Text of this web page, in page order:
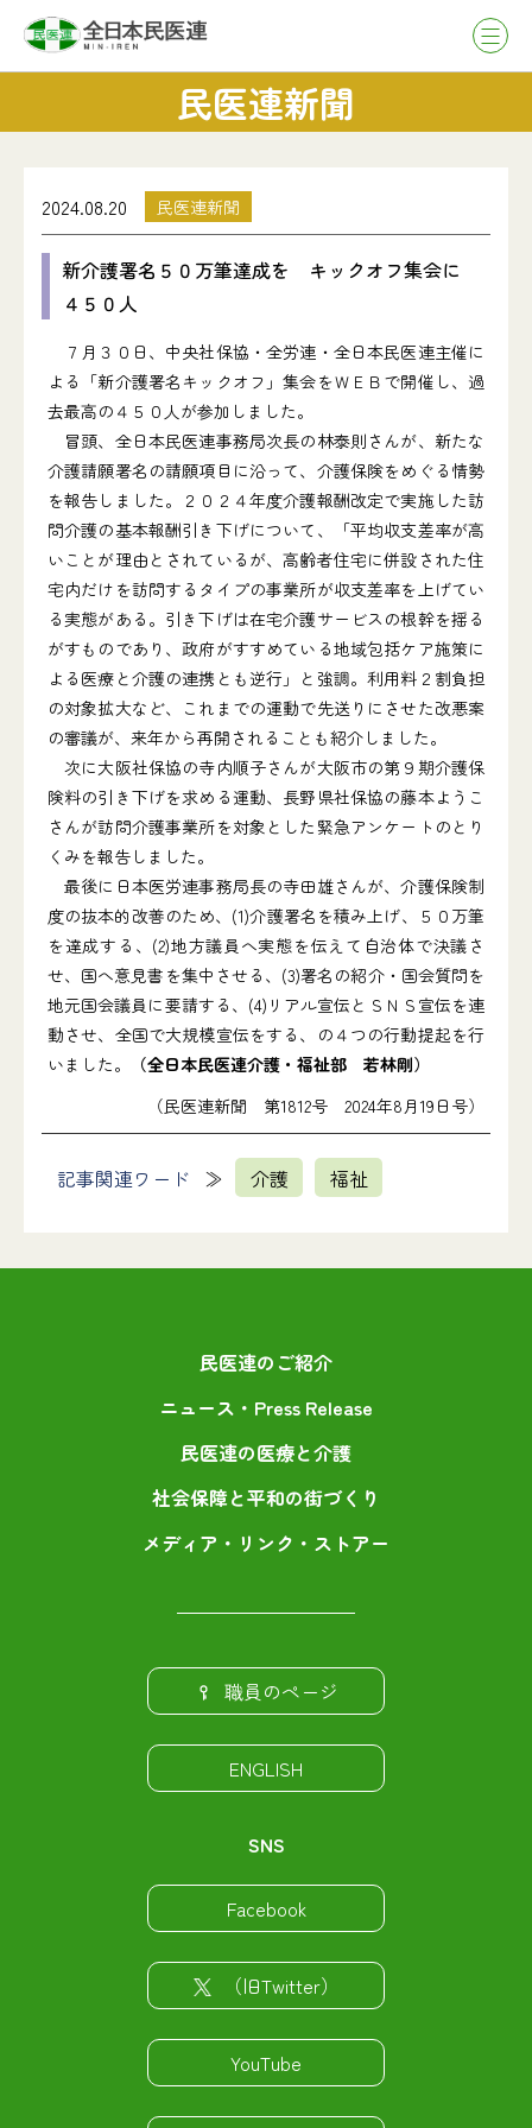
民医連新聞
2024.08.20 民医連新聞
新介護署名５０万筆達成を キックオフ集会に
４５０人
７月３０日、中央社保協・全労連・全日本民医連主催に
よる「新介護署名キックオフ」集会をＷＥＢで開催し、過
去最高の４５０人が参加しました。
冒頭、全日本民医連事務局次長の林泰則さんが、新たな
介護請願署名の請願項目に沿って、介護保険をめぐる情勢
を報告しました。２０２４年度介護報酬改定で実施した訪
問介護の基本報酬引き下げについて、「平均収支差率が高
いことが理由とされているが、高齢者住宅に併設された住
宅内だけを訪問するタイプの事業所が収支差率を上げてい
る実態がある。引き下げは在宅介護サービスの根幹を揺る
がすものであり、政府がすすめている地域包括ケア施策に
よる医療と介護の連携とも逆行」と強調。利用料２割負担
の対象拡大など、これまでの運動で先送りにさせた改悪案
の審議が、来年から再開されることも紹介しました。
次に大阪社保協の寺内順子さんが大阪市の第９期介護保
険料の引き下げを求める運動、長野県社保協の藤本ようこ
さんが訪問介護事業所を対象とした緊急アンケートのとり
くみを報告しました。
最後に日本医労連事務局長の寺田雄さんが、介護保険制
度の抜本的改善のため、(1)介護署名を積み上げ、５０万筆
を達成する、(2)地方議員へ実態を伝えて自治体で決議さ
せ、国へ意見書を集中させる、(3)署名の紹介・国会質問を
地元国会議員に要請する、(4)リアル宣伝とＳＮＳ宣伝を連
動させ、全国で大規模宣伝をする、の４つの行動提起を行
いました。
（全日本民医連介護・福祉部 若林剛）
（民医連新聞 第1812号 2024年8月19日号）
記事関連ワード 介護 福祉
民医連のご紹介
ニュース・Press Release
民医連の医療と介護
社会保障と平和の街づくり
メディア・リンク・ストアー
職員のページ
ENGLISH
SNS
Facebook
（旧Twitter）
YouTube